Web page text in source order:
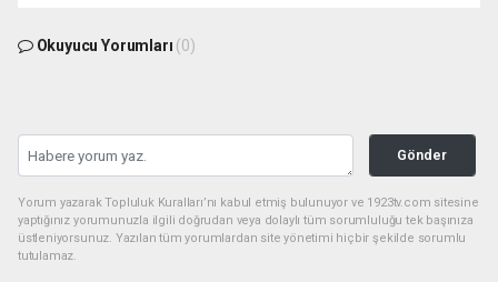
Okuyucu Yorumları (0)
Gönder
Yorum yazarak Topluluk Kuralları’nı kabul etmiş bulunuyor ve 1923tv.com sitesine
yaptığınız yorumunuzla ilgili doğrudan veya dolaylı tüm sorumluluğu tek başınıza
üstleniyorsunuz. Yazılan tüm yorumlardan site yönetimi hiçbir şekilde sorumlu
tutulamaz.